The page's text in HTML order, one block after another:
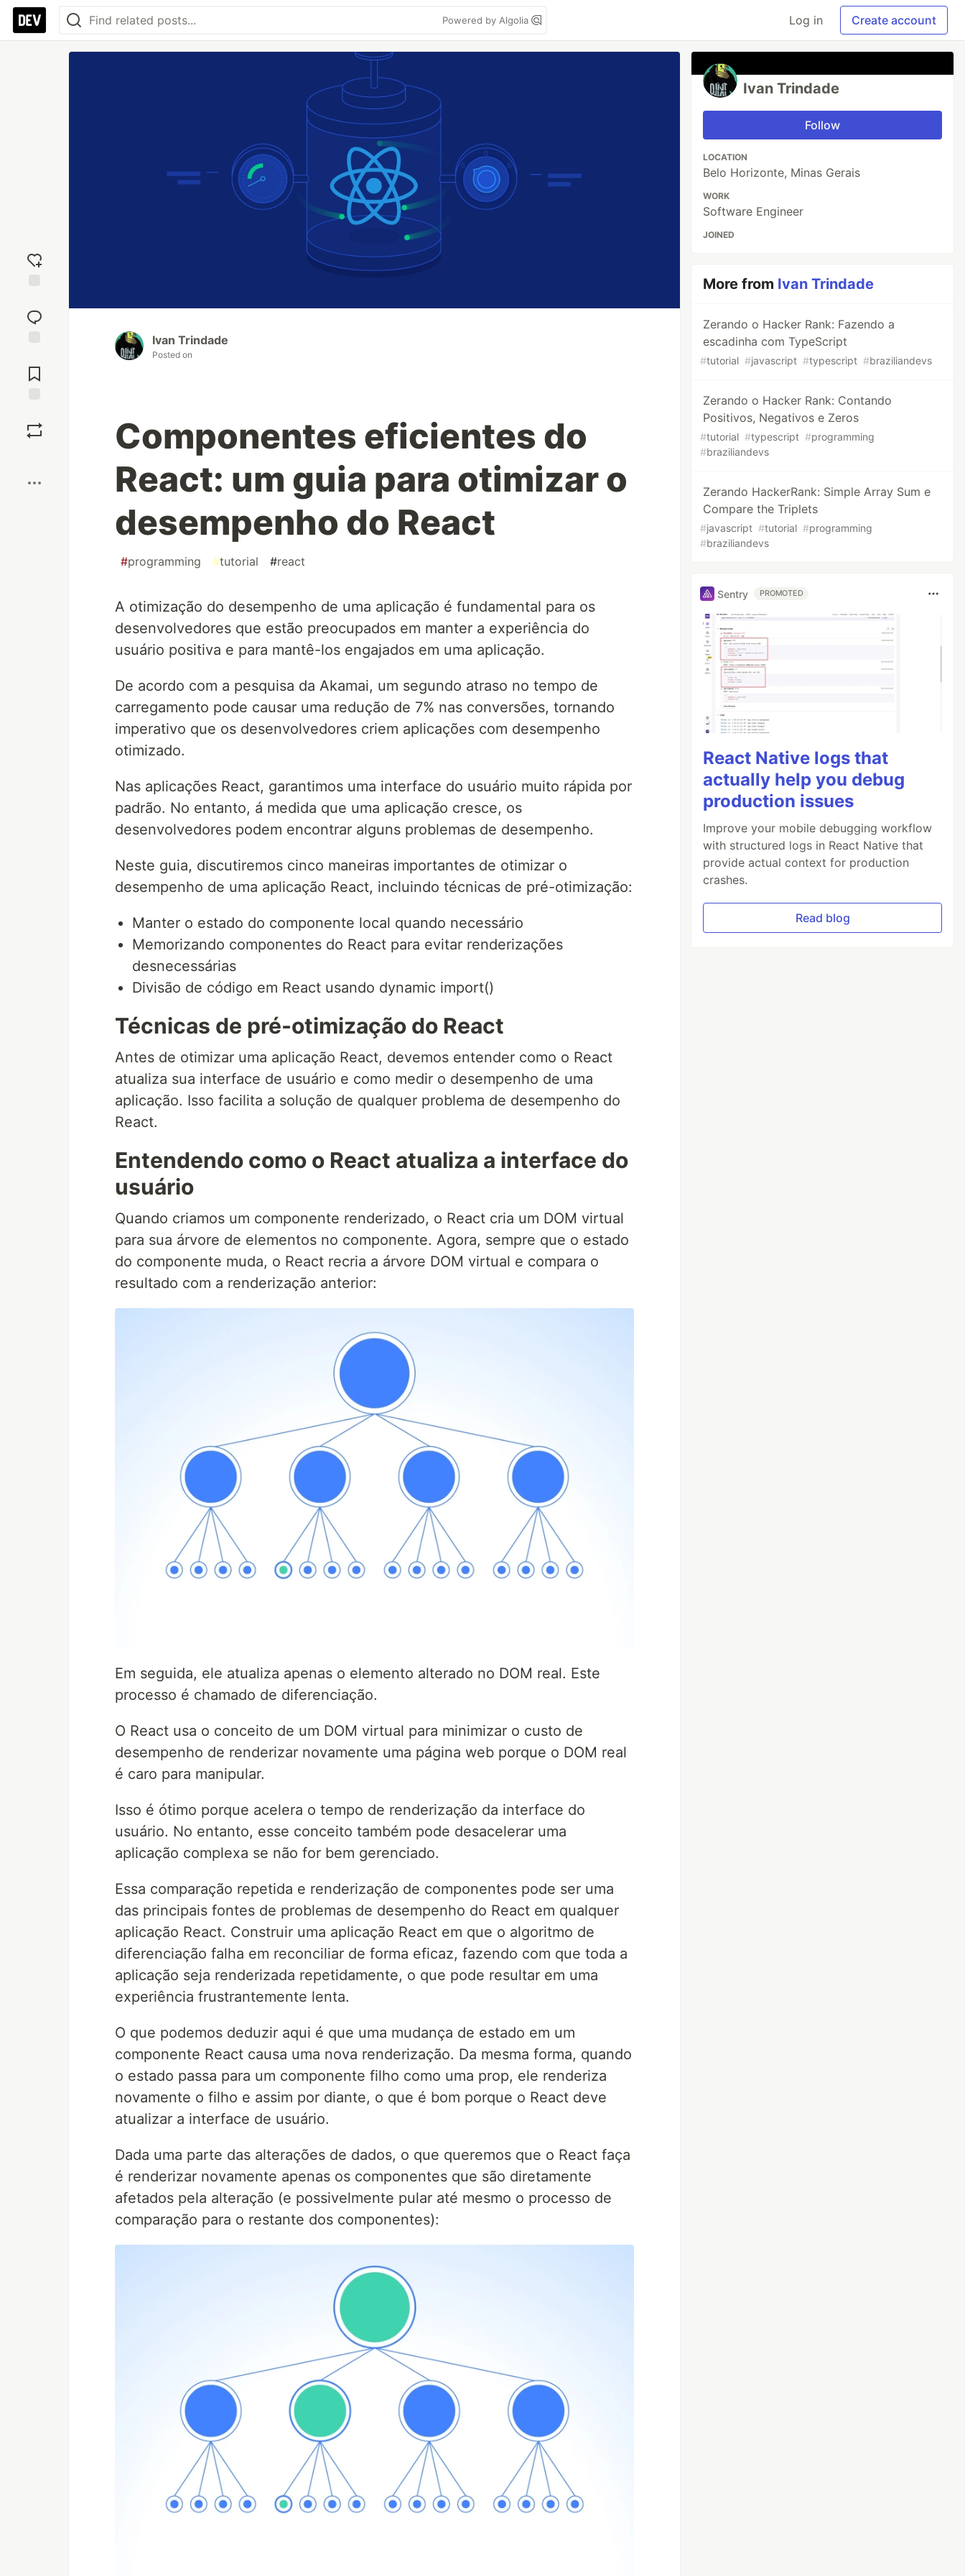
Powered by Algolia Log in Create account
reaction
Comments
Ivan Trindade
Posted on
Componentes eficientes do
React: um guia para otimizar o
desempenho do React
#programming #tutorial #react
A otimização do desempenho de uma aplicação é fundamental para os
desenvolvedores que estão preocupados em manter a experiência do
usuário positiva e para mantê-los engajados em uma aplicação.
De acordo com a pesquisa da Akamai, um segundo atraso no tempo de
carregamento pode causar uma redução de 7% nas conversões, tornando
imperativo que os desenvolvedores criem aplicações com desempenho
otimizado.
Nas aplicações React, garantimos uma interface do usuário muito rápida por
padrão. No entanto, á medida que uma aplicação cresce, os
desenvolvedores podem encontrar alguns problemas de desempenho.
Neste guia, discutiremos cinco maneiras importantes de otimizar o
desempenho de uma aplicação React, incluindo técnicas de pré-otimização:
Manter o estado do componente local quando necessário
Memorizando componentes do React para evitar renderizações
desnecessárias
Divisão de código em React usando dynamic import()
Técnicas de pré-otimização do React
Antes de otimizar uma aplicação React, devemos entender como o React
atualiza sua interface de usuário e como medir o desempenho de uma
aplicação. Isso facilita a solução de qualquer problema de desempenho do
React.
Entendendo como o React atualiza a interface do
usuário
Quando criamos um componente renderizado, o React cria um DOM virtual
para sua árvore de elementos no componente. Agora, sempre que o estado
do componente muda, o React recria a árvore DOM virtual e compara o
resultado com a renderização anterior:
Em seguida, ele atualiza apenas o elemento alterado no DOM real. Este
processo é chamado de diferenciação.
O React usa o conceito de um DOM virtual para minimizar o custo de
desempenho de renderizar novamente uma página web porque o DOM real
é caro para manipular.
Isso é ótimo porque acelera o tempo de renderização da interface do
usuário. No entanto, esse conceito também pode desacelerar uma
aplicação complexa se não for bem gerenciado.
Essa comparação repetida e renderização de componentes pode ser uma
das principais fontes de problemas de desempenho do React em qualquer
aplicação React. Construir uma aplicação React em que o algoritmo de
diferenciação falha em reconciliar de forma eficaz, fazendo com que toda a
aplicação seja renderizada repetidamente, o que pode resultar em uma
experiência frustrantemente lenta.
O que podemos deduzir aqui é que uma mudança de estado em um
componente React causa uma nova renderização. Da mesma forma, quando
o estado passa para um componente filho como uma prop, ele renderiza
novamente o filho e assim por diante, o que é bom porque o React deve
atualizar a interface de usuário.
Dada uma parte das alterações de dados, o que queremos que o React faça
é renderizar novamente apenas os componentes que são diretamente
afetados pela alteração (e possivelmente pular até mesmo o processo de
comparação para o restante dos componentes):
Ivan Trindade
Follow
LOCATION
Belo Horizonte, Minas Gerais
WORK
Software Engineer
JOINED
More from Ivan Trindade
Zerando o Hacker Rank: Fazendo a
escadinha com TypeScript
#tutorial #javascript #typescript #braziliandevs
Zerando o Hacker Rank: Contando
Positivos, Negativos e Zeros
#tutorial #typescript #programming
#braziliandevs
Zerando HackerRank: Simple Array Sum e
Compare the Triplets
#javascript #tutorial #programming
#braziliandevs
Sentry PROMOTED
React Native logs that
actually help you debug
production issues
Improve your mobile debugging workflow
with structured logs in React Native that
provide actual context for production
crashes.
Read blog